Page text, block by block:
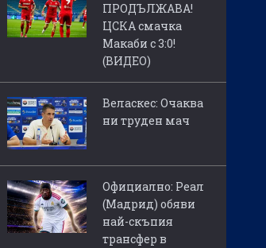
ПРОДЪЛЖАВА!
ЦСКА смачка
Макаби с 3:0!
(ВИДЕО)
Веласкес: Очаква
ни труден мач
Официално: Реал
(Мадрид) обяви
най-скъпия
трансфер в